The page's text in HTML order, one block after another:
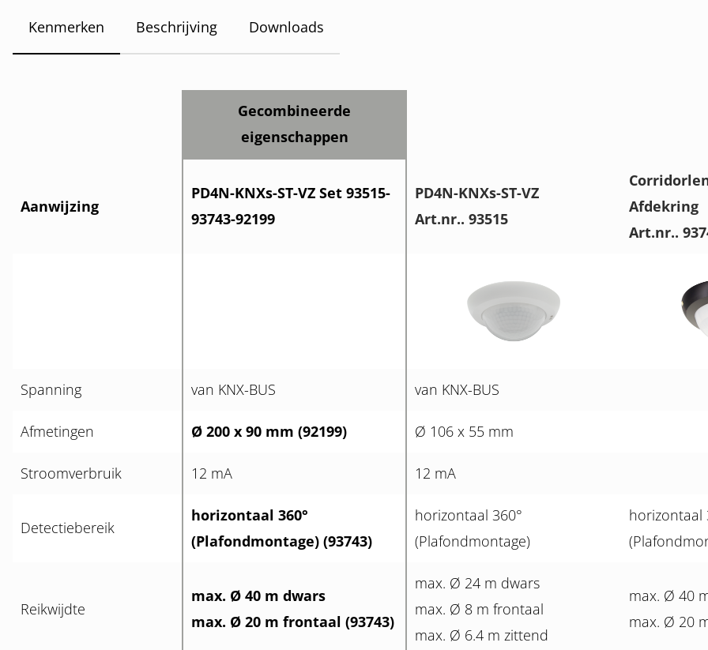
Kenmerken Beschrijving Downloads
Gecombineerde
eigenschappen
Aanwijzing
PD4N-KNXs-ST-VZ Set 93515-
93743-92199
PD4N-KNXs-ST-VZ
Art.nr.. 93515
Afdekring
Art.nr..
Spanning van KNX-BUS van KNX-BUS
Afmetingen Ø 200 x 90 mm (92199) Ø 106 x 55 mm
Stroomverbruik 12 mA 12 mA
Detectiebereik
horizontaal 360°
(Plafondmontage) (93743)
horizontaal 360°
(Plafondmontage)
horizontaal
Reikwijdte
max. Ø 40 m dwars
max. Ø 20 m frontaal (93743)
max. Ø 24 m dwars
max. Ø 8 m frontaal
max. Ø 6.4 m zittend
max. Ø 40
max. Ø 20